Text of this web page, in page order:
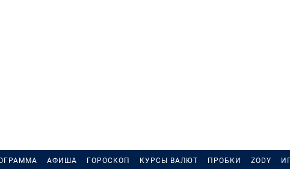
АФИША ГОРОСКОП КУРСЫ ВАЛЮТ ПРОБКИ ZODY